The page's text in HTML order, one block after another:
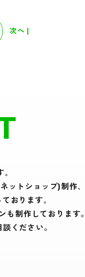
次へ |
｡
ットショップ)制作､
ております｡
も制作しております。
ください。